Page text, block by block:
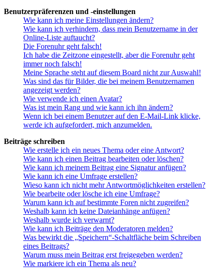
Benutzerpräferenzen und -einstellungen
Wie kann ich meine Einstellungen ändern?
Wie kann ich verhindern, dass mein Benutzername in der
Online-Liste auftaucht?
Die Forenuhr geht falsch!
Ich habe die Zeitzone eingestellt, aber die Forenuhr geht
immer noch falsch!
Meine Sprache steht auf diesem Board nicht zur Auswahl!
Was sind das für Bilder, die bei meinem Benutzernamen
angezeigt werden?
Wie verwende ich einen Avatar?
Was ist mein Rang und wie kann ich ihn ändern?
Wenn ich bei einem Benutzer auf den E-Mail-Link klicke,
werde ich aufgefordert, mich anzumelden.
Beiträge schreiben
Wie erstelle ich ein neues Thema oder eine Antwort?
Wie kann ich einen Beitrag bearbeiten oder löschen?
Wie kann ich meinem Beitrag eine Signatur anfügen?
Wie kann ich eine Umfrage erstellen?
Wieso kann ich nicht mehr Antwortmöglichkeiten erstellen?
Wie bearbeite oder lösche ich eine Umfrage?
Warum kann ich auf bestimmte Foren nicht zugreifen?
Weshalb kann ich keine Dateianhänge anfügen?
Weshalb wurde ich verwarnt?
Wie kann ich Beiträge den Moderatoren melden?
Was bewirkt die „Speichern“-Schaltfläche beim Schreiben
eines Beitrags?
Warum muss mein Beitrag erst freigegeben werden?
Wie markiere ich ein Thema als neu?